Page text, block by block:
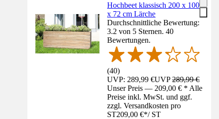
Hochbeet klassisch 200 x 100
x 72 cm Lärche
Durchschnittliche Bewertung:
3.2 von 5 Sternen. 40
Bewertungen.
(40)
UVP: 289,99 €UVP289,99 €
Unser Preis — 209,00 € * Alle
Preise inkl. MwSt. und ggf.
zzgl. Versandkosten pro
ST209,00 €*/ ST